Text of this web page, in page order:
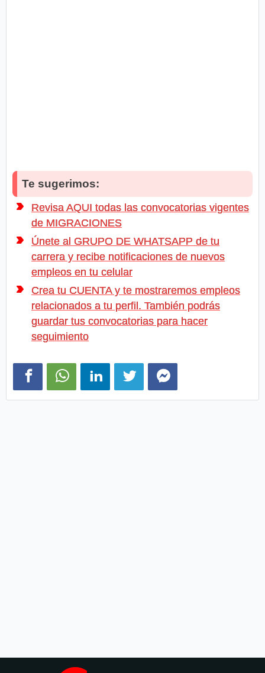
Te sugerimos:
Revisa AQUI todas las convocatorias vigentes
de MIGRACIONES
Únete al GRUPO DE WHATSAPP de tu
carrera y recibe notificaciones de nuevos
empleos en tu celular
Crea tu CUENTA y te mostraremos empleos
relacionados a tu perfil. También podrás
guardar tus convocatorias para hacer
seguimiento